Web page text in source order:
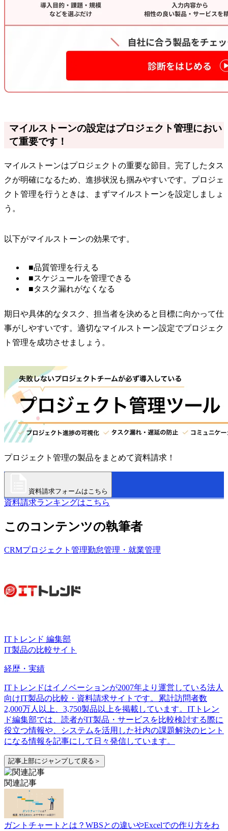
マイルストーンの設定はプロジェクト管理におい
て重要です！
マイルストーンはプロジェクトの重要な節目。完了したタス
クが明確になるため、進捗状況も掴みやすいです。プロジェ
クト管理を行うときは、まずマイルストーンを設定しましょ
う。
以下がマイルストーンの効果です。
■品質管理を行える
■スケジュールを管理できる
■タスク漏れがなくなる
期日や具体的なタスク、担当者を決めると目標に向かって仕
事がしやすいです。適切なマイルストーン設定でプロジェク
ト管理を成功させましょう。
プロジェクト管理の製品をまとめて資料請求！
資料請求フォームはこちら
資料請求ランキングはこちら
このコンテンツの執筆者
CRMプロジェクト管理勤怠管理・就業管理
ITトレンド 編集部
IT製品の比較サイト
経歴・実績
ITトレンドはイノベーションが2007年より運営している法人
向けIT製品の比較・資料請求サイトです。累計訪問者数
2,000万人以上、3,750製品以上を掲載しています。ITトレン
ド編集部では、読者がIT製品・サービスを比較検討する際に
役立つ情報や、システムを活用した社内の課題解決のヒント
になる情報を記事にして日々発信しています。
記事上部にジャンプして戻る＞
関連記事
ガントチャートとは？WBSとの違いやExcelでの作り方をわ